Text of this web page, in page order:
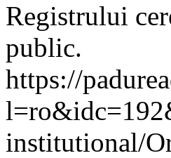
Registrului
public.
https://
institutional/